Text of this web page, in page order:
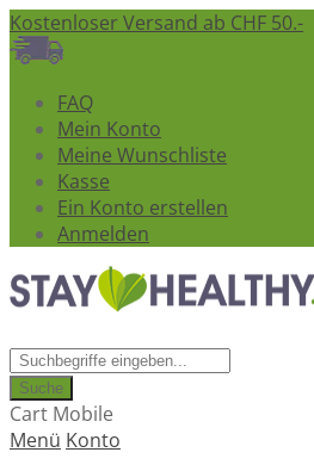
Kostenloser Versand ab CHF 50.-
FAQ
Mein Konto
Meine Wunschliste
Kasse
Ein Konto erstellen
Anmelden
Suche
Cart Mobile
Menü Konto